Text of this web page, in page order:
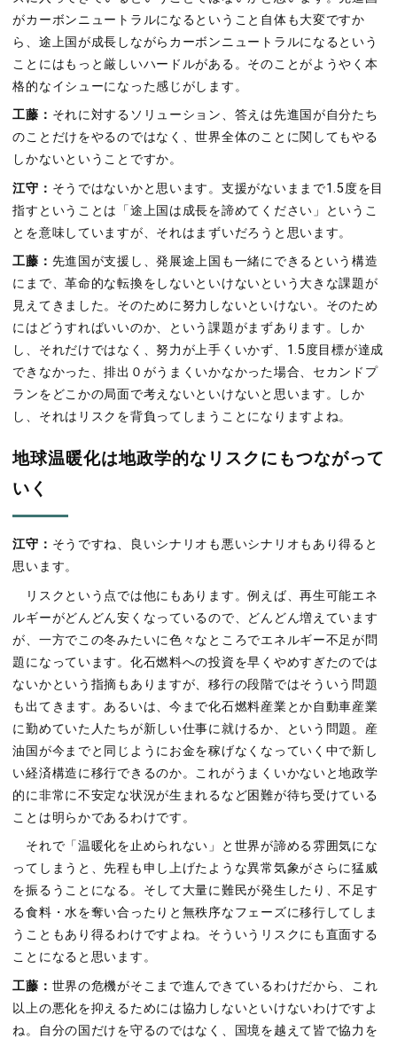
がカーボンニュートラルになるということ自体も大変ですか
ら、途上国が成長しながらカーボンニュートラルになるという
ことにはもっと厳しいハードルがある。そのことがようやく本
格的なイシューになった感じがします。
工藤： それに対するソリューション、答えは先進国が自分たち
のことだけをやるのではなく、世界全体のことに関してもやる
しかないということですか。
江守： そうではないかと思います。支援がないままで1.5度を目
指すということは「途上国は成長を諦めてください」というこ
とを意味していますが、それはまずいだろうと思います。
工藤： 先進国が支援し、発展途上国も一緒にできるという構造
にまで、革命的な転換をしないといけないという大きな課題が
見えてきました。そのために努力しないといけない。そのため
にはどうすればいいのか、という課題がまずあります。しか
し、それだけではなく、努力が上手くいかず、1.5度目標が達成
できなかった、排出０がうまくいかなかった場合、セカンドプ
ランをどこかの局面で考えないといけないと思います。しか
し、それはリスクを背負ってしまうことになりますよね。
地球温暖化は地政学的なリスクにもつながって
いく
江守： そうですね、良いシナリオも悪いシナリオもあり得ると
思います。
リスクという点では他にもあります。例えば、再生可能エネ
ルギーがどんどん安くなっているので、どんどん増えています
が、一方でこの冬みたいに色々なところでエネルギー不足が問
題になっています。化石燃料への投資を早くやめすぎたのでは
ないかという指摘もありますが、移行の段階ではそういう問題
も出てきます。あるいは、今まで化石燃料産業とか自動車産業
に勤めていた人たちが新しい仕事に就けるか、という問題。産
油国が今までと同じようにお金を稼げなくなっていく中で新し
い経済構造に移行できるのか。これがうまくいかないと地政学
的に非常に不安定な状況が生まれるなど困難が待ち受けている
ことは明らかであるわけです。
それで「温暖化を止められない」と世界が諦める雰囲気にな
ってしまうと、先程も申し上げたような異常気象がさらに猛威
を振るうことになる。そして大量に難民が発生したり、不足す
る食料・水を奪い合ったりと無秩序なフェーズに移行してしま
うこともあり得るわけですよね。そういうリスクにも直面する
ことになると思います。
工藤： 世界の危機がそこまで進んできているわけだから、これ
以上の悪化を抑えるためには協力しないといけないわけですよ
ね。自分の国だけを守るのではなく、国境を越えて皆で協力を